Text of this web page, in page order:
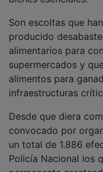
Son escoltas que
producido
alimentarios para
supermercados y
alimentos para
Desde que diera
convocado por
un total de 1.886
Policía Nacional los